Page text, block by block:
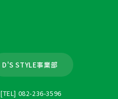
D'S STYLE事業部
[TEL] 082-236-3596